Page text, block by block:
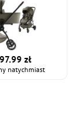
zł
natychmiast